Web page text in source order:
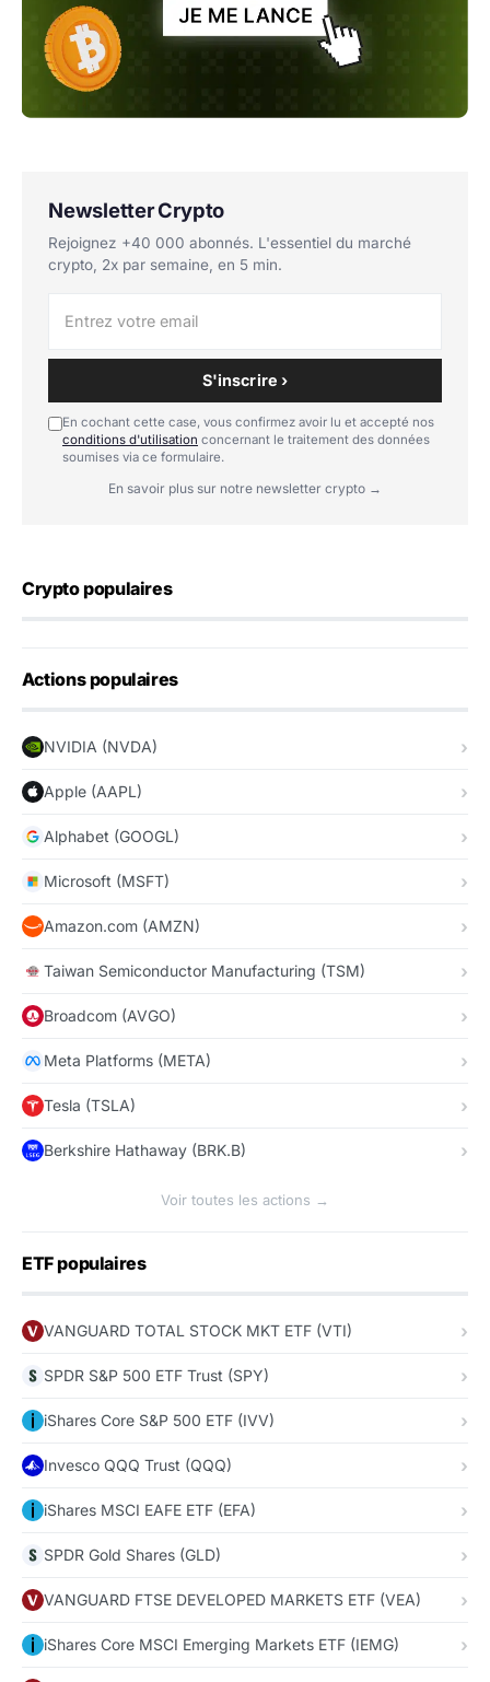
Newsletter Crypto
Rejoignez +40 000 abonnés. L'essentiel du marché
crypto, 2x par semaine, en 5 min.
S'inscrire ›
En cochant cette case, vous confirmez avoir lu et accepté nos
conditions d'utilisation concernant le traitement des données
soumises via ce formulaire.
En savoir plus sur notre newsletter crypto →
Crypto populaires
Actions populaires
NVIDIA (NVDA)
Apple (AAPL)
Alphabet (GOOGL)
Microsoft (MSFT)
Amazon.com (AMZN)
Taiwan Semiconductor Manufacturing (TSM)
Broadcom (AVGO)
Meta Platforms (META)
Tesla (TSLA)
Berkshire Hathaway (BRK.B)
Voir toutes les actions →
ETF populaires
VANGUARD TOTAL STOCK MKT ETF (VTI)
SPDR S&P 500 ETF Trust (SPY)
iShares Core S&P 500 ETF (IVV)
Invesco QQQ Trust (QQQ)
iShares MSCI EAFE ETF (EFA)
SPDR Gold Shares (GLD)
VANGUARD FTSE DEVELOPED MARKETS ETF (VEA)
iShares Core MSCI Emerging Markets ETF (IEMG)